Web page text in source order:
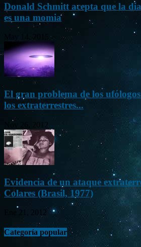
Donald Schmitt acepta que la
es una momia
May 14, 2015
El gran problema de los
los extraterrestres...
Nov 26, 2012
Evidencia de un ataque
Colares (Brasil, 1977)
Ene 21, 2012
Categoría popular